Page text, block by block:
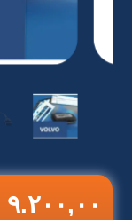
٩.٢٠٠,٠٠